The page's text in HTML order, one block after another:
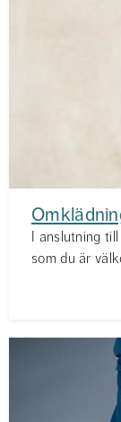
I anslutning
som du är